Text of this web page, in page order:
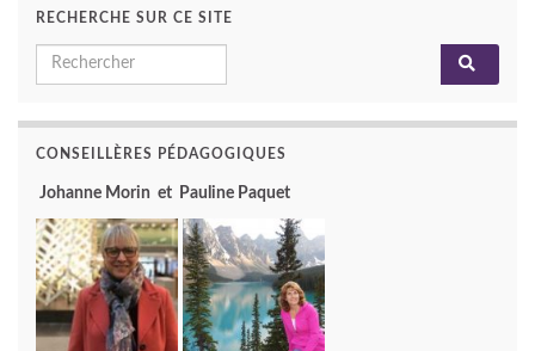
RECHERCHE SUR CE SITE
Search for:
CONSEILLÈRES PÉDAGOGIQUES
Johanne Morin et Pauline Paquet